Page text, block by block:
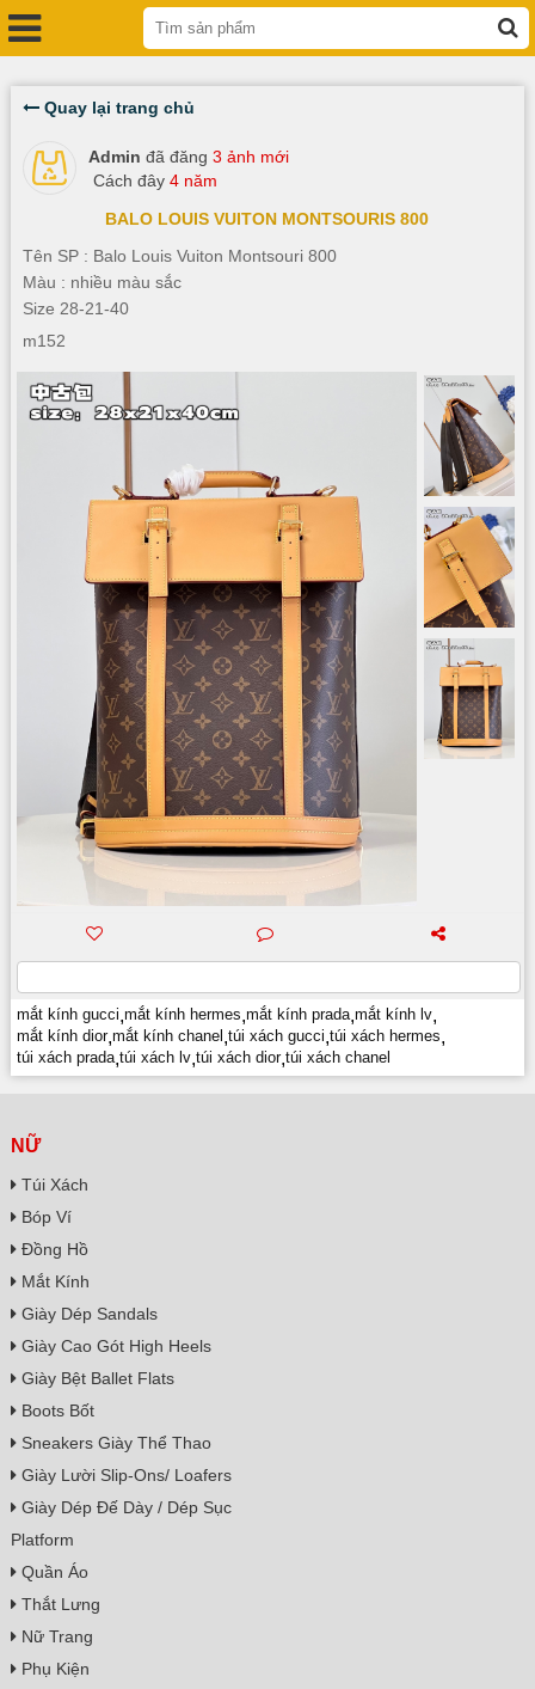
Quay lại trang chủ
Admin đã đăng 3 ảnh mới
Cách đây 4 năm
BALO LOUIS VUITON MONTSOURIS 800
Tên SP : Balo Louis Vuiton Montsouri 800
Màu : nhiều màu sắc
Size 28-21-40
m152
mắt kính gucci,mắt kính hermes,mắt kính prada,mắt kính lv,
mắt kính dior,mắt kính chanel ,túi xách gucci,túi xách hermes,
túi xách prada,túi xách lv,túi xách dior,túi xách chanel
NỮ
Túi Xách
Bóp Ví
Đồng Hồ
Mắt Kính
Giày Dép Sandals
Giày Cao Gót High Heels
Giày Bệt Ballet Flats
Boots Bốt
Sneakers Giày Thể Thao
Giày Lười Slip-Ons/ Loafers
Giày Dép Đế Dày / Dép Sục
Platform
Quần Áo
Thắt Lưng
Nữ Trang
Phụ Kiện